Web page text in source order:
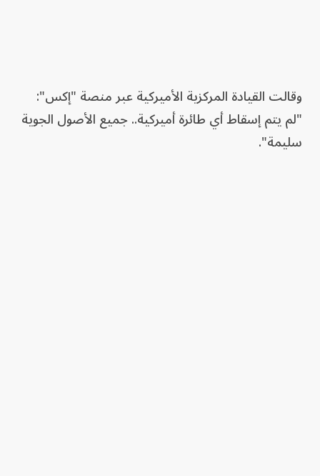
وقالت القيادة ​المركزية ⁠الأميركية عبر منصة "إكس":
"لم يتم إسقاط ‌أي طائرة أميركية.. جميع الأصول الجوية ​
سليمة".